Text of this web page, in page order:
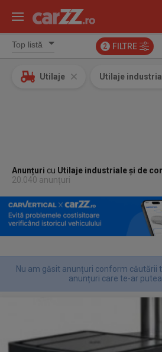
2 FILTRE
Utilaje Utilaje
Anunțuri cu Utilaje industriale și de
20.040 anunțuri
Nu am găsit anunțuri conform căutării
anunțuri care te-ar